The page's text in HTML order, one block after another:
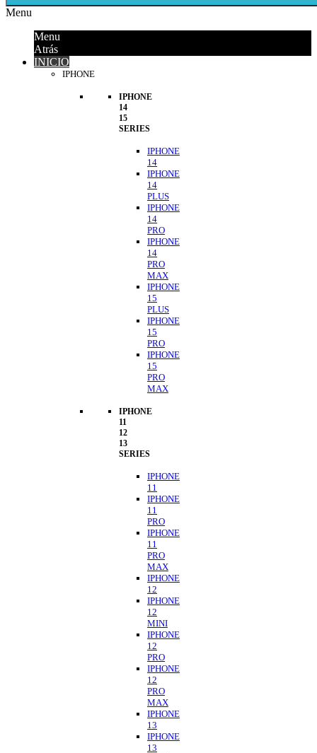
Menu
Menu
Atrás
INICIO
IPHONE
IPHONE
14
15
SERIES
IPHONE
14
IPHONE
14
PLUS
IPHONE
14
PRO
IPHONE
14
PRO
MAX
IPHONE
15
PLUS
IPHONE
15
PRO
IPHONE
15
PRO
MAX
IPHONE
11
12
13
SERIES
IPHONE
11
IPHONE
11
PRO
IPHONE
11
PRO
MAX
IPHONE
12
IPHONE
12
MINI
IPHONE
12
PRO
IPHONE
12
PRO
MAX
IPHONE
13
IPHONE
13